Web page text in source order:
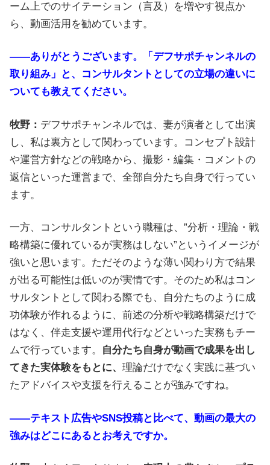
ーム上でのサイテーション（言及）を増やす視点か
ら、動画活用を勧めています。
――ありがとうございます。「デフサポチャンネルの
取り組み」と、コンサルタントとしての立場の違いに
ついても教えてください。
牧野： デフサポチャンネルでは、妻が演者として出演
し、私は裏方として関わっています。コンセプト設計
や運営方針などの戦略から、撮影・編集・コメントの
返信といった運営まで、全部自分たち自身で行ってい
ます。
一方、コンサルタントという職種は、”分析・理論・戦
略構築に優れているが実務はしない”というイメージが
強いと思います。ただそのような薄い関わり方で結果
が出る可能性は低いのが実情です。そのため私はコン
サルタントとして関わる際でも、自分たちのように成
功体験が作れるように、前述の分析や戦略構築だけで
はなく、伴走支援や運用代行などといった実務もチー
ムで行っています。
自分たち自身が動画で成果を出し
てきた実体験をもとに、 理論だけでなく実践に基づい
たアドバイスや支援を行えることが強みですね。
――テキスト広告やSNS投稿と比べて、動画の最大の
強みはどこにあるとお考えですか。